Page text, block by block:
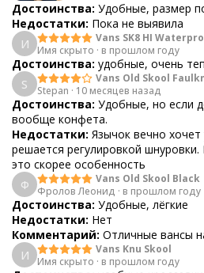
Достоинства: Удобные, размер
Недостатки: Пока не выявила
И
Vans SK8 HI
Имя скрыто · в прошлом году
Достоинства: удобные, очень
S
Vans Old Skool
Stepan · 10 месяцев назад
Достоинства: Удобные, но если
вообще конфета.
Недостатки: Язычок вечно
решается регулировкой
это скорее особенность
Ф
Vans Old Skool Black
Фролов Леонид · в прошлом году
Достоинства: Удобные, лёгкие
Недостатки: Нет
Комментарий: Отличные вансы
И
Vans Knu Skool
Имя скрыто · в прошлом году